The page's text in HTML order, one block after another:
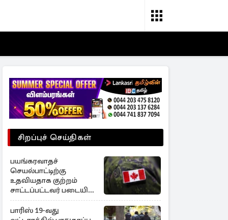
சிறப்புச் செய்திகள்
பயங்கரவாதச்
செயல்பாட்டிற்கு
உதவியதாக குற்றம்
சாட்டப்பட்டவர் படையில்
இருந்து நீக்கம்!
பாரிஸ் 19-வது